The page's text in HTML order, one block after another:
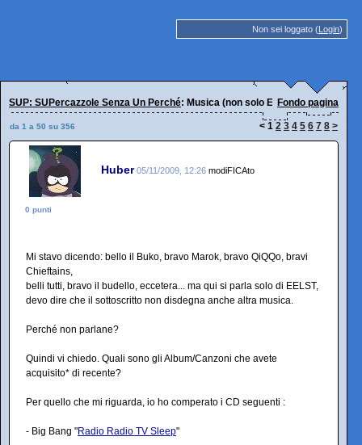
Non sei loggato (Login)
SUP: SUPercazzole Senza Un Perché: Musica (non solo EELST!)Fondo pagina
da 1 a 50 su 356 < 1 2 3 4 5 6 7 8 >
Huber 05/11/2009, 12:26 modiFICAto
0 punti
Mi stavo dicendo: bello il Buko, bravo Marok, bravo QiQQo, bravi
Chieftains,
belli tutti, bravo il budello, eccetera... ma qui si parla solo di EELST,
devo dire che il sottoscritto non disdegna anche altra musica.
Perché non parlane?
Quindi vi chiedo. Quali sono gli Album/Canzoni che avete
acquisito* di recente?
Per quello che mi riguarda, io ho comperato i CD seguenti :
- Big Bang "Radio Radio TV Sleep"